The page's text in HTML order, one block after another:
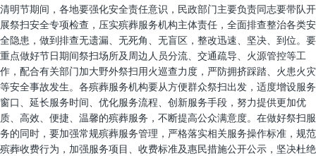
清明节期间，各地要强化安全责任意识，民政部门主要负责同志要带队开
展祭扫安全专项检查，压实殡葬服务机构主体责任，全面排查整治各类安
全隐患，做到排查无遗漏、无死角、无盲区，整改迅速、坚决、到位。要
重点做好节日期间祭扫场所及周边人员分流、交通疏导、火源管控等工
作，配合有关部门加大野外祭扫用火巡查力度，严防拥挤踩踏、火患火灾
等安全事故发生。各殡葬服务机构要从方便群众祭扫出发，适度增设服务
窗口、延长服务时间、优化服务流程、创新服务手段，努力提供更加优
质、高效、便捷、温馨的殡葬服务，不断提高公众满意度。在做好祭扫服
务的同时，要加强常规殡葬服务管理，严格落实相关服务操作标准，规范
殡葬收费行为，加强服务项目、收费标准及惠民措施公开公示，坚决杜绝